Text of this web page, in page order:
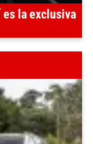
la exclusiva